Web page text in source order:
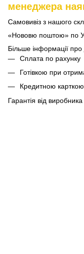
менеджера
Самовивіз з нашого
«Нововю поштою» по
Більше інформації про
Сплата по рахунку
Готівкою при
Кредитною карткою
Гарантія від виробника